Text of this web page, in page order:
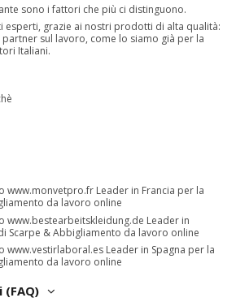
sono i fattori che più ci distinguono.
esperti, grazie ai nostri prodotti di alta qualità:
sul lavoro, come lo siamo già per la
Italiani.
www.monvetpro.fr Leader in Francia per la
da lavoro online
www.bestearbeitskleidung.de Leader in
Scarpe & Abbigliamento da lavoro online
www.vestirlaboral.es Leader in Spagna per la
da lavoro online